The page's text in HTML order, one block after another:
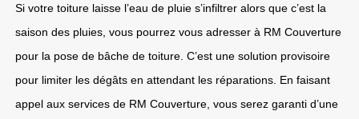
Si votre toiture laisse l’eau de pluie s’infiltrer alors que c’est la
saison des pluies, vous pourrez vous adresser à RM Couverture
pour la pose de bâche de toiture. C’est une solution provisoire
pour limiter les dégâts en attendant les réparations. En faisant
appel aux services de RM Couverture, vous serez garanti d’une